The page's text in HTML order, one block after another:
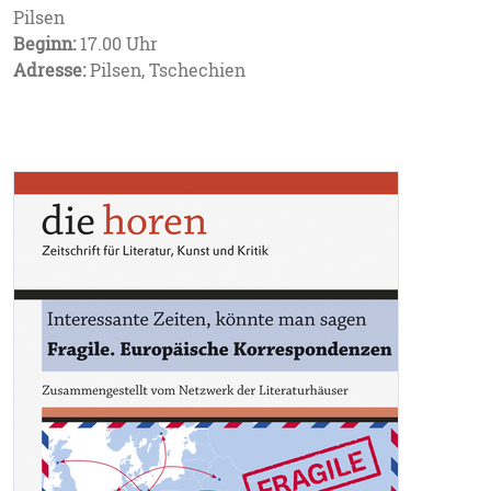
Pilsen
Beginn:17.00 Uhr
Adresse:Pilsen, Tschechien